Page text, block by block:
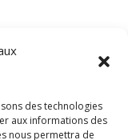
des technologies
aux informations des
nous permettra de